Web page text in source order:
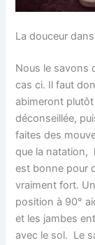
La douceur dans
Nous le savons
cas ci. Il faut
abimeront plutôt
déconseillée,
faites des
que la natation,
est bonne pour
vraiment fort.
position à 90°
et les jambes
avec le sol. Le